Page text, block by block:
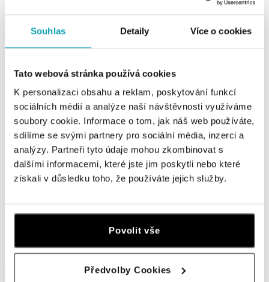
Souhlas Detaily Více o cookies
Tato webová stránka používá cookies
K personalizaci obsahu a reklam, poskytování funkcí
sociálních médií a analýze naší návštěvnosti využíváme
soubory cookie. Informace o tom, jak náš web používáte,
sdílíme se svými partnery pro sociální média, inzerci a
analýzy. Partneři tyto údaje mohou zkombinovat s
dalšími informacemi, které jste jim poskytli nebo které
získali v důsledku toho, že používáte jejich služby.
Povolit vše
Předvolby Cookies
Náramok 14kt biele zlato s
akvamarínom Roneme
od 799 €
Prsteň s diamantmi a akvamarínom
Aqua Muse
od 10 076 €
Vzdušné, elegantné, chic… k našim náramkom sa hodí rad
materiál – 14kt biele, žlté a ružové zlato či trendy farebná
šnúrka s decentným príveskom alebo talizmanom.